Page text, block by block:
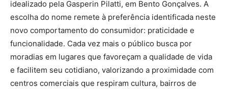
idealizado pela Gasperin Pilatti, em Bento Gonçalves. A
escolha do nome remete à preferência identificada neste
novo comportamento do consumidor: praticidade e
funcionalidade. Cada vez mais o público busca por
moradias em lugares que favoreçam a qualidade de vida
e facilitem seu cotidiano, valorizando a proximidade com
centros comerciais que respiram cultura, bairros de